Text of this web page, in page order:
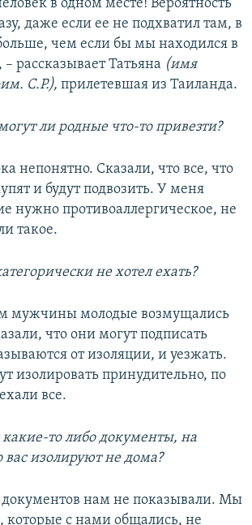
в одном месте! Вероятность
даже если ее не подхватил там, в
чем если бы мы находился в
рассказывает Татьяна (имя
С.Р.), прилетевшая из Таиланда.
ли родные что-то привезти?
непонятно. Сказали, что все, что
и будут подвозить. У меня
нужно противоаллергическое, не
такое.
не хотел ехать?
мужчины молодые возмущались
что они могут подписать
от изоляции, и уезжать.
изолировать принудительно, по
все.
какие-то либо документы, на
вас изолируют не дома?
нам не показывали. Мы
которые с нами общались, не